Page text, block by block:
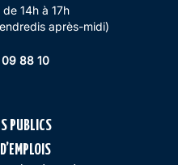
14h à 17h
après-midi)
88 10
PUBLICS